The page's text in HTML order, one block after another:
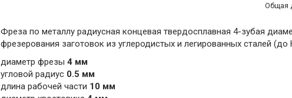
Общая
Фреза по металлу радиусная концевая твердосплавная 4-зубая
фрезерования заготовок из углеродистых и легированных сталей
диаметр фрезы 4 мм
угловой радиус 0.5 мм
длина рабочей части 10 мм